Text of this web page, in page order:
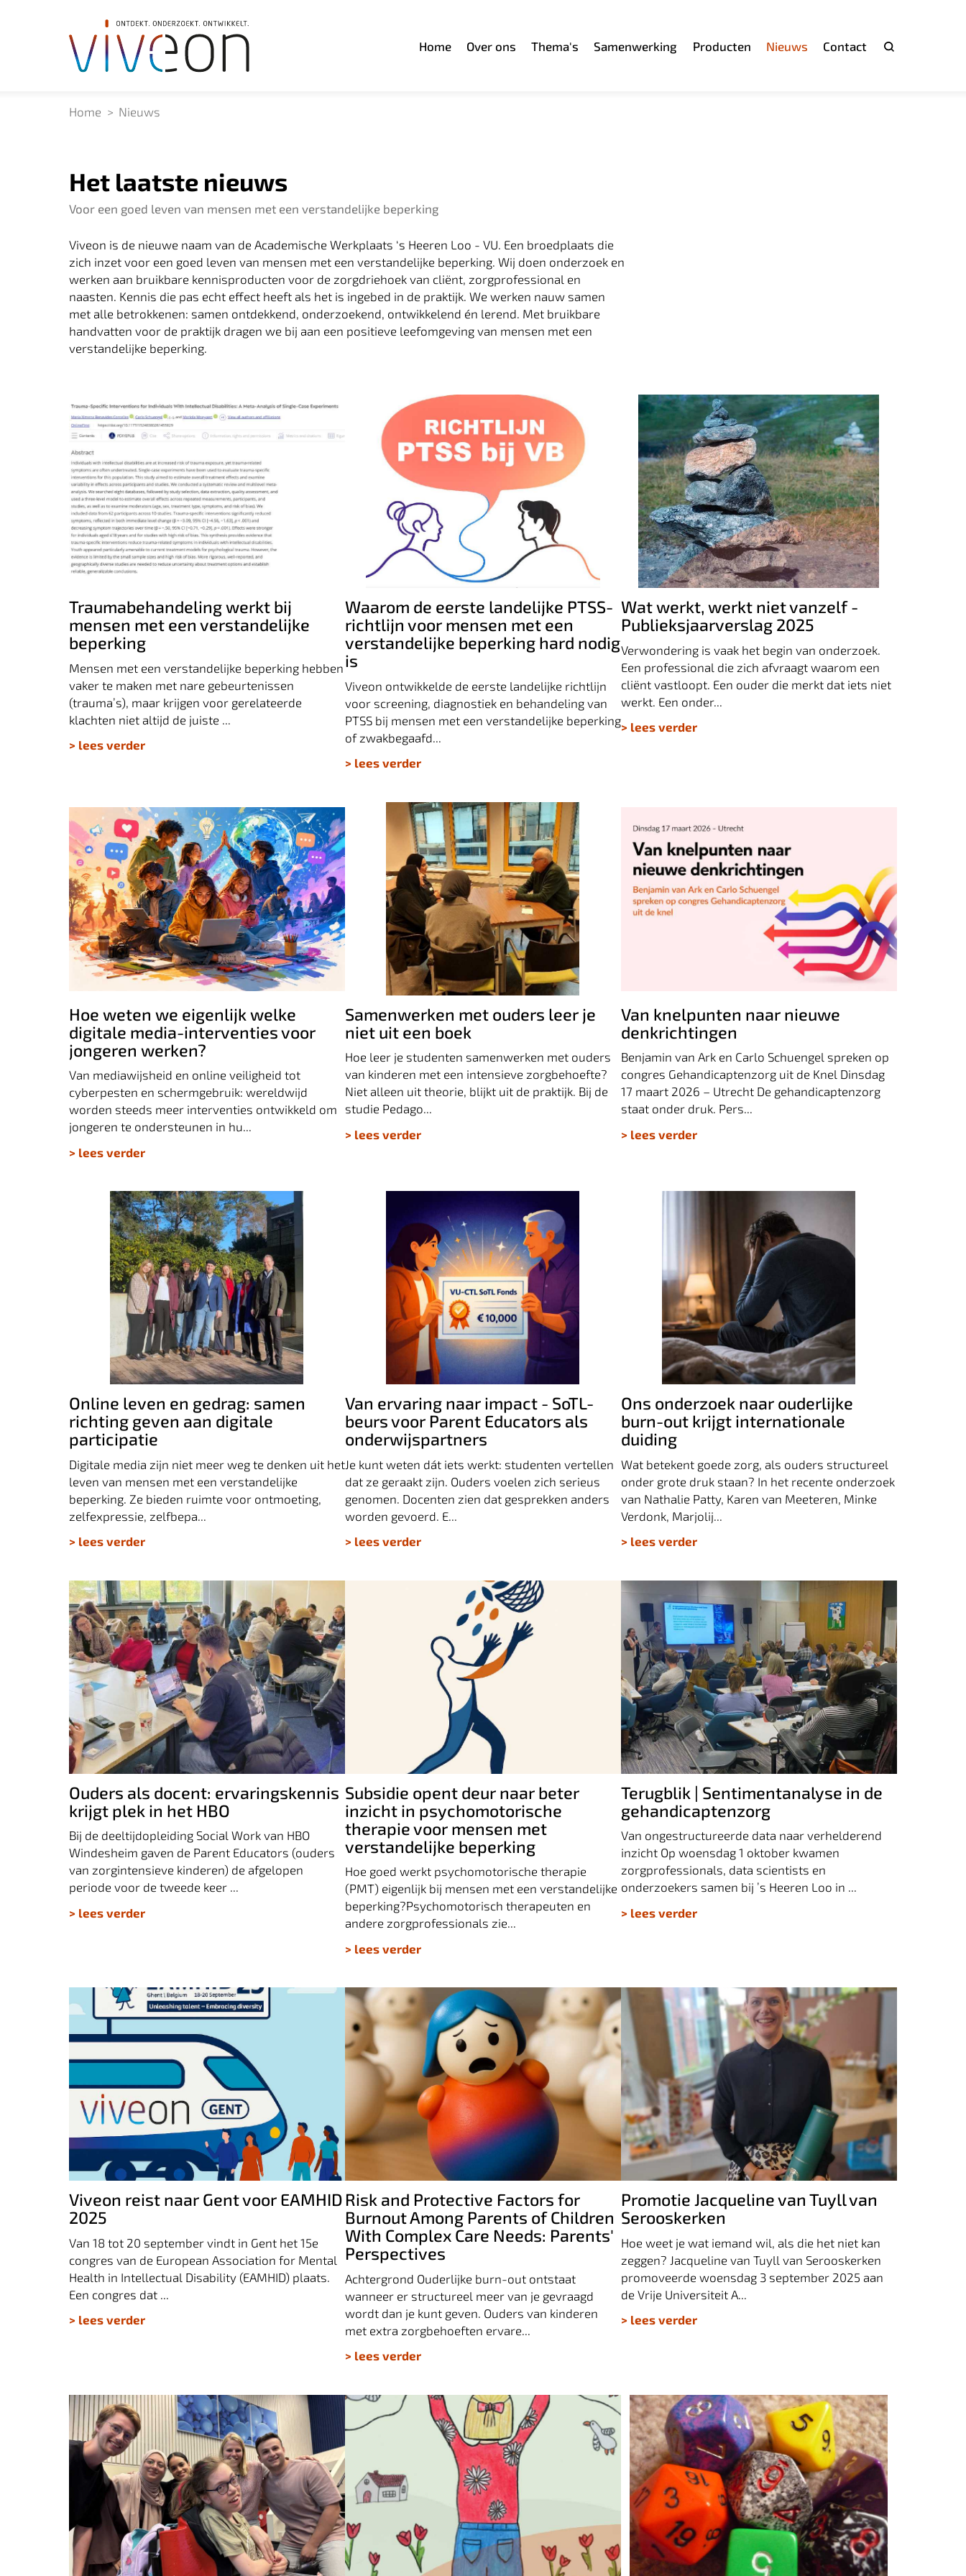
Home Over ons Thema's Samenwerking Producten Nieuws Contact
Home Nieuws
Het laatste nieuws
Voor een goed leven van mensen met een verstandelijke beperking
Viveon is de nieuwe naam van de Academische Werkplaats ‘s Heeren Loo - VU. Een broedplaats die
zich inzet voor een goed leven van mensen met een verstandelijke beperking. Wij doen onderzoek en
werken aan bruikbare kennisproducten voor de zorgdriehoek van cliënt, zorgprofessional en
naasten. Kennis die pas echt effect heeft als het is ingebed in de praktijk. We werken nauw samen
met alle betrokkenen: samen ontdekkend, onderzoekend, ontwikkelend én lerend. Met bruikbare
handvatten voor de praktijk dragen we bij aan een positieve leefomgeving van mensen met een
verstandelijke beperking.
Traumabehandeling werkt bij mensen
met een verstandelijke beperking
Traumabehandeling werkt bij
mensen met een verstandelijke
beperking
Mensen met een verstandelijke beperking hebben
vaker te maken met nare gebeurtenissen
(trauma’s), maar krijgen voor gerelateerde
klachten niet altijd de juiste ...
> lees verder
Waarom de eerste landelijke PTSS-
richtlijn voor mensen met een
verstandelijke beperking hard nodig is
Waarom de eerste landelijke PTSS-
richtlijn voor mensen met een
verstandelijke beperking hard nodig
is
Viveon ontwikkelde de eerste landelijke richtlijn
voor screening, diagnostiek en behandeling van
PTSS bij mensen met een verstandelijke beperking
of zwakbegaafd...
> lees verder
Wat werkt, werkt niet vanzelf -
Publieksjaarverslag 2025
Wat werkt, werkt niet vanzelf -
Publieksjaarverslag 2025
Verwondering is vaak het begin van onderzoek.
Een professional die zich afvraagt waarom een
cliënt vastloopt. Een ouder die merkt dat iets niet
werkt. Een onder...
> lees verder
Hoe weten we eigenlijk welke digitale
media-interventies voor jongeren
werken?
Hoe weten we eigenlijk welke
digitale media-interventies voor
jongeren werken?
Van mediawijsheid en online veiligheid tot
cyberpesten en schermgebruik: wereldwijd
worden steeds meer interventies ontwikkeld om
jongeren te ondersteunen in hu...
> lees verder
Samenwerken met ouders leer je niet uit
een boek
Samenwerken met ouders leer je
niet uit een boek
Hoe leer je studenten samenwerken met ouders
van kinderen met een intensieve zorgbehoefte?
Niet alleen uit theorie, blijkt uit de praktijk. Bij de
studie Pedago...
> lees verder
Van knelpunten naar nieuwe
Van knelpunten naar nieuwe
denkrichtingen
Benjamin van Ark en Carlo Schuengel spreken op
congres Gehandicaptenzorg uit de Knel Dinsdag
17 maart 2026 – Utrecht De gehandicaptenzorg
staat onder druk. Pers...
> lees verder
Online leven en gedrag: samen richting
geven aan digitale participatie
Online leven en gedrag: samen
richting geven aan digitale
participatie
Digitale media zijn niet meer weg te denken uit het
leven van mensen met een verstandelijke
beperking. Ze bieden ruimte voor ontmoeting,
zelfexpressie, zelfbepa...
> lees verder
Van ervaring naar impact - SoTL-beurs
voor Parent Educators als
onderwijspartners
Van ervaring naar impact - SoTL-
beurs voor Parent Educators als
onderwijspartners
Je kunt weten dát iets werkt: studenten vertellen
dat ze geraakt zijn. Ouders voelen zich serieus
genomen. Docenten zien dat gesprekken anders
worden gevoerd. E...
> lees verder
Ons onderzoek naar ouderlijke burn-out
krijgt internationale duiding
Ons onderzoek naar ouderlijke
burn-out krijgt internationale
duiding
Wat betekent goede zorg, als ouders structureel
onder grote druk staan? In het recente onderzoek
van Nathalie Patty, Karen van Meeteren, Minke
Verdonk, Marjolij...
> lees verder
Ouders als docent: ervaringskennis krijgt
plek in het HBO
Ouders als docent: ervaringskennis
krijgt plek in het HBO
Bij de deeltijdopleiding Social Work van HBO
Windesheim gaven de Parent Educators (ouders
van zorgintensieve kinderen) de afgelopen
periode voor de tweede keer ...
> lees verder
Subsidie opent deur naar beter inzicht in
psychomotorische therapie voor mensen
met verstandelijke beperking
Subsidie opent deur naar beter
inzicht in psychomotorische
therapie voor mensen met
verstandelijke beperking
Hoe goed werkt psychomotorische therapie
(PMT) eigenlijk bij mensen met een verstandelijke
beperking?Psychomotorisch therapeuten en
andere zorgprofessionals zie...
> lees verder
Terugblik | Sentimentanalyse in de
gehandicaptenzorg
Terugblik | Sentimentanalyse in de
gehandicaptenzorg
Van ongestructureerde data naar verhelderend
inzicht Op woensdag 1 oktober kwamen
zorgprofessionals, data scientists en
onderzoekers samen bij ’s Heeren Loo in ...
> lees verder
Viveon reist naar Gent voor EAMHID
2025
Viveon reist naar Gent voor EAMHID
2025
Van 18 tot 20 september vindt in Gent het 15e
congres van de European Association for Mental
Health in Intellectual Disability (EAMHID) plaats.
Een congres dat ...
> lees verder
Risk and Protective Factors for Burnout
Among Parents of Children With
Complex Care Needs: Parents'
Perspectives
Risk and Protective Factors for
Burnout Among Parents of Children
With Complex Care Needs: Parents'
Perspectives
Achtergrond Ouderlijke burn-out ontstaat
wanneer er structureel meer van je gevraagd
wordt dan je kunt geven. Ouders van kinderen
met extra zorgbehoeften ervare...
> lees verder
Promotie Jacqueline van Tuyll van
Serooskerken
Promotie Jacqueline van Tuyll van
Serooskerken
Hoe weet je wat iemand wil, als die het niet kan
zeggen? Jacqueline van Tuyll van Serooskerken
promoveerde woensdag 3 september 2025 aan
de Vrije Universiteit A...
> lees verder
𝗪𝗮𝘁 𝗮𝗹𝘀 𝗼𝘂𝗱𝗲𝗿𝘀 𝘃𝗮𝗻
𝘇𝗼𝗿𝗴𝗶𝗻𝘁𝗲𝗻𝘀𝗶𝗲𝘃𝗲 𝗸𝗶𝗻𝗱𝗲𝗿𝗲𝗻
𝗹𝗲𝘀𝗴𝗲𝘃𝗲𝗻?
Publieksjaarverslag 2024
KLIK-publicatie over het onderzoek naar
Dungeons&Dragons